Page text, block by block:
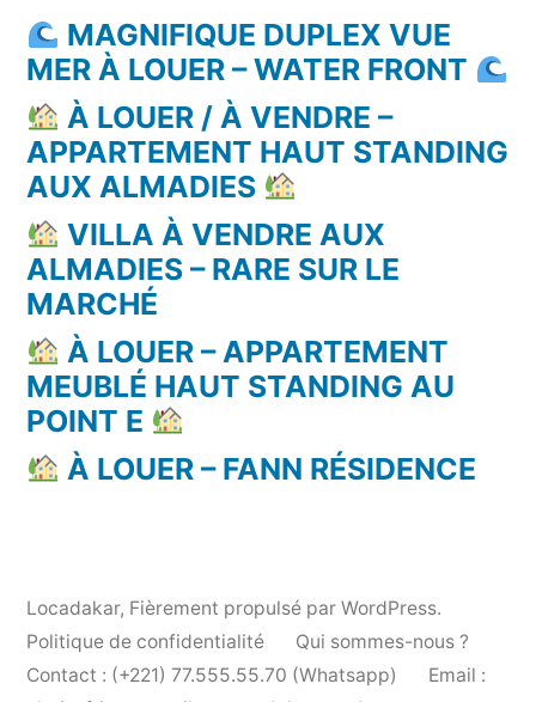
MAGNIFIQUE DUPLEX VUE
MER À LOUER – WATER FRONT
À LOUER / À VENDRE –
APPARTEMENT HAUT STANDING
AUX ALMADIES
VILLA À VENDRE AUX
ALMADIES – RARE SUR LE
MARCHÉ
À LOUER – APPARTEMENT
MEUBLÉ HAUT STANDING AU
POINT E
À LOUER – FANN RÉSIDENCE
Locadakar, Fièrement propulsé par WordPress.
Politique de confidentialité
Qui sommes-nous ?
Contact : (+221) 77.555.55.70 (Whatsapp)
Email :